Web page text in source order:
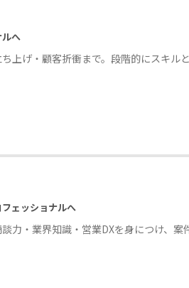
へ
上げ・顧客折衝まで。段階的にスキル
ェッショナルへ
力・業界知識・営業DXを身につけ、